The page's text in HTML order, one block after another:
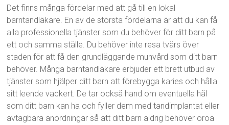
Det finns många fördelar med att gå till en lokal
barntandläkare. En av de största fördelarna är att du kan få
alla professionella tjänster som du behöver för ditt barn på
ett och samma ställe. Du behöver inte resa tvärs över
staden för att få den grundläggande munvård som ditt barn
behöver. Många barntandläkare erbjuder ett brett utbud av
tjänster som hjälper ditt barn att förebygga karies och hålla
sitt leende vackert. De tar också hand om eventuella hål
som ditt barn kan ha och fyller dem med tandimplantat eller
avtagbara anordningar så att ditt barn aldrig behöver oroa